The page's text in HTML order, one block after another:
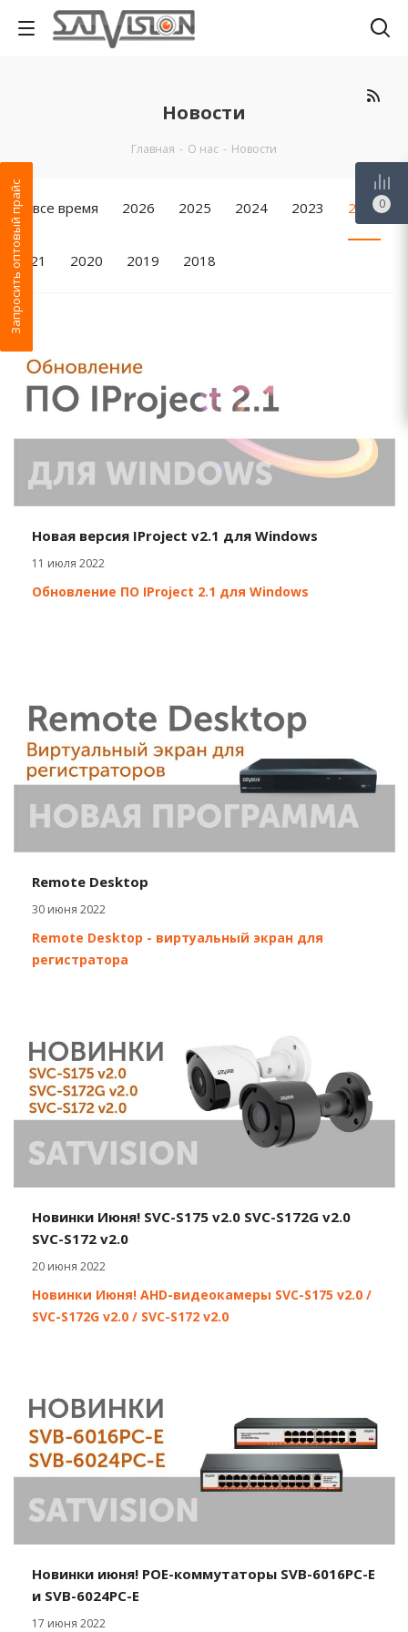
Новости
Главная - О нас - Новости
За все время 2026 2025 2024 2023 2022
2021 2020 2019 2018
Новая версия IProject v2.1 для Windows
11 июля 2022
Обновление ПО IProject 2.1 для Windows
Remote Desktop
30 июня 2022
Remote Desktop - виртуальный экран для
регистратора
Новинки Июня! SVC-S175 v2.0 SVC-S172G v2.0
SVC-S172 v2.0
20 июня 2022
Новинки Июня! AHD-видеокамеры SVC-S175 v2.0 /
SVC-S172G v2.0 / SVC-S172 v2.0
Новинки июня! POE-коммутаторы SVB-6016PC-E
и SVB-6024PC-E
17 июня 2022
Запросить оптовый прайс 0